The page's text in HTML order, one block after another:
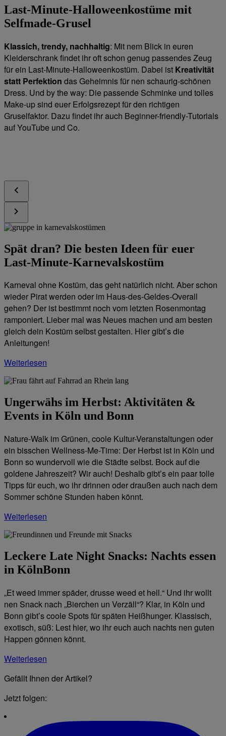
Last-Minute-Halloweenkostüme mit
Selfmade-Grusel
Klassich, trendy, nachhaltig: Mit nem Blick in euren
Kleiderschrank findet ihr oft schon genug passendes Zeug
für ein Last-Minute-Halloweenkostüm. Dabei ist Kreativität
statt Perfektion das Geheimnis für nen schaurig-schönen
Dress. Und by the way: Die passende Schminke und tolles
Make-up sind euer Erfolgsrezept für den richtigen
Gruselfaktor. Dazu findet ihr auch Beginner-friendly-Tutorials
auf YouTube und Co.
Spät dran? Die besten Ideen für euer
Last-Minute-Karnevalskostüm
Karneval ohne Kostüm, das geht natürlich nicht. Aber schon
wieder Pirat werden oder im Haus-des-Geldes-Overall
gehen? Der ist bestimmt noch vom letzten Rosenmontag
ramponiert. Lieber mal was Neues machen und am besten
gleich dein Kostüm selbst gestalten. Hier gibt’s die
Anleitungen!
Weiterlesen
Ungerwähs im Herbst: Aktivitäten &
Events in Köln und Bonn
Nature-Walk im Grünen, coole Kultur-Veranstaltungen oder
ein bisschen Wellness-Me-Time: Der Herbst ist in Köln und
Bonn so wundervoll wie die Städte selbst. Bock auf die
goldene Jahreszeit? Wir auch! Deshalb gibt’s ein paar tolle
Tipps für euch, wo ihr drinnen oder draußen auch nach dem
Sommer schöne Stunden haben könnt.
Weiterlesen
Leckere Late Night Snacks: Nachts essen
in KölnBonn
„Et weed immer späder, drusse weed et hell.“ Und ihr wollt
nen Snack nach „Bierchen un Verzäll“? Klar, in Köln und
Bonn gibt’s coole Spots für späten Heißhunger. Klassisch,
exotisch, süß: Lest hier, wo ihr euch auch nachts nen guten
Happen gönnen könnt.
Weiterlesen
Gefällt Ihnen der Artikel?
Jetzt folgen: